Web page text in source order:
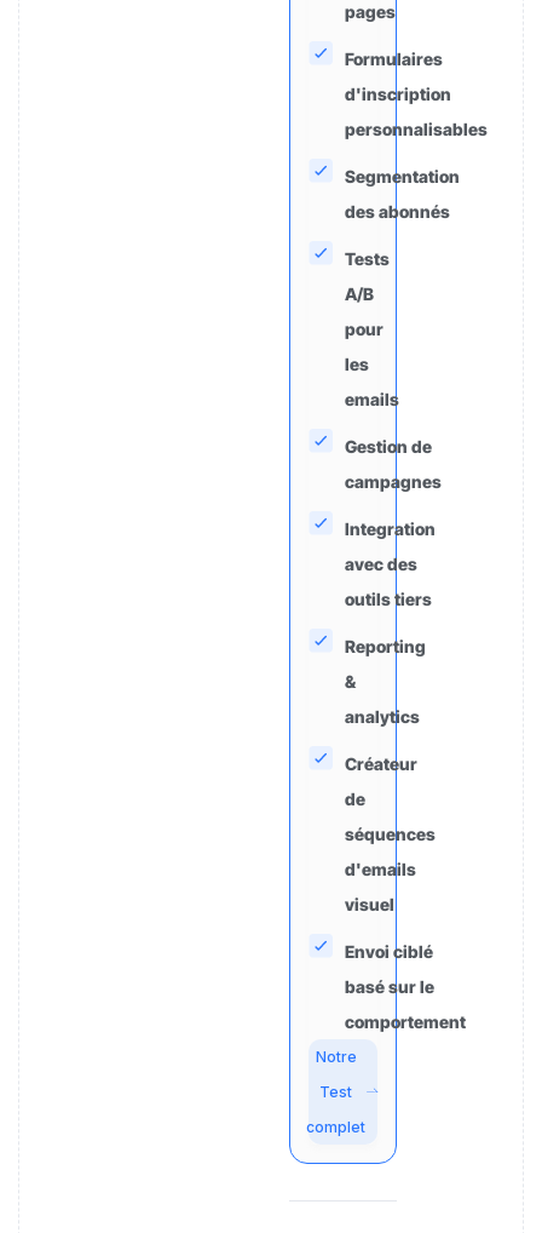
pages
Formulaires
d'inscription
personnalisables
Segmentation
des abonnés
Tests
A/B
pour
les
emails
Gestion de
campagnes
Integration
avec des
outils tiers
Reporting
&
analytics
Créateur
de
séquences
d'emails
visuel
Envoi ciblé
basé sur le
comportement
Notre
Test
complet